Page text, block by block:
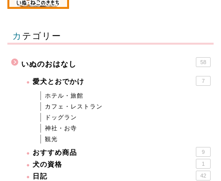
カテゴリー
いぬのおはなし 58
愛犬とおでかけ 7
ホテル・旅館
カフェ・レストラン
ドッグラン
神社・お寺
観光
おすすめ商品 9
犬の資格 1
日記 42